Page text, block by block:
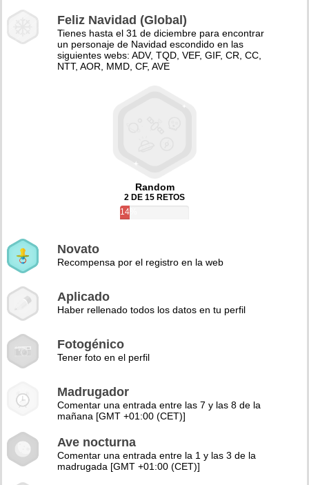
Feliz Navidad (Global)
Tienes hasta el 31 de diciembre para encontrar
un personaje de Navidad escondido en las
siguientes webs: ADV, TQD, VEF, GIF, CR, CC,
NTT, AOR, MMD, CF, AVE
Random
2 DE 15 RETOS
14%
Novato
Recompensa por el registro en la web
Aplicado
Haber rellenado todos los datos en tu perfil
Fotogénico
Tener foto en el perfil
Madrugador
Comentar una entrada entre las 7 y las 8 de la
mañana [GMT +01:00 (CET)]
Ave nocturna
Comentar una entrada entre la 1 y las 3 de la
madrugada [GMT +01:00 (CET)]